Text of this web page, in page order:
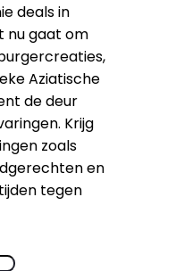
deals in
nu gaat om
Aziatische
de deur
Krijg
zoals
en
tegen